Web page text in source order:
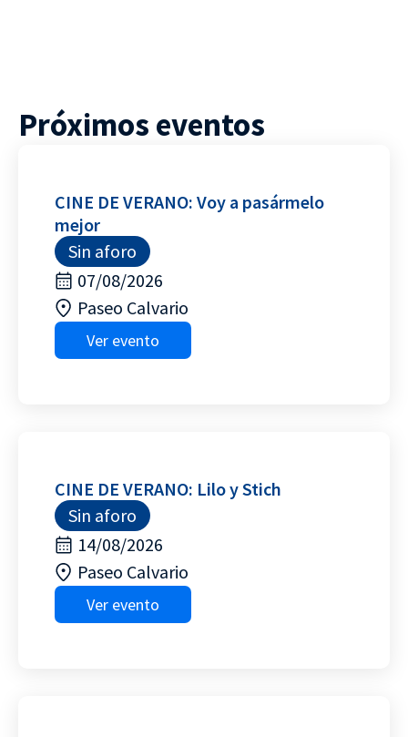
Próximos eventos
CINE DE VERANO: Voy a pasármelo
mejor
Sin aforo
07/08/2026
Paseo Calvario
Ver evento
CINE DE VERANO: Lilo y Stich
Sin aforo
14/08/2026
Paseo Calvario
Ver evento